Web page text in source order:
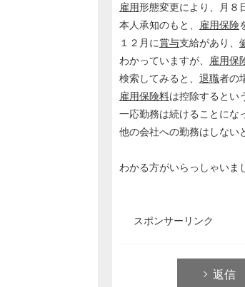
雇用形態変更により、月８
本人承知のもと、
雇用保険
１２月に賞与支給があり、
わかっていますが、
雇用保
検索してみると、 退職者の
雇用保険料は控除するとい
一応勤務は続けることにな
他の会社への勤務はしない
わかる方がいらっしゃいま
スポンサーリンク
返信